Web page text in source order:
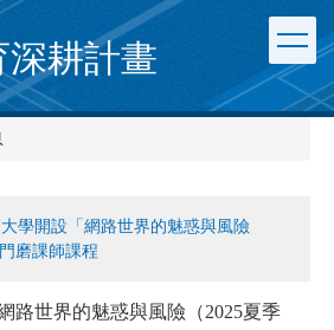
耕計畫
大學開設「網路世界的魅惑與風險
磨課師課程
路世界的魅惑與風險（2025夏季